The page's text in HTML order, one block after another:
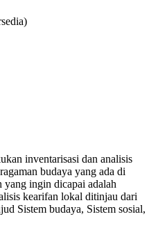
inventarisasi dan analisis
budaya yang ada di
yang ingin dicapai adalah
kearifan lokal ditinjau dari
Sistem budaya, Sistem sosial,